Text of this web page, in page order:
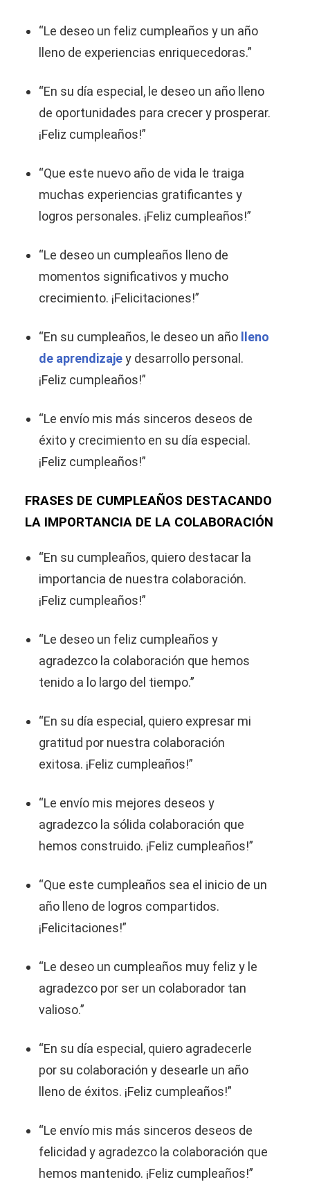
“Le deseo un feliz cumpleaños y un año
lleno de experiencias enriquecedoras.”
“En su día especial, le deseo un año lleno
de oportunidades para crecer y prosperar.
¡Feliz cumpleaños!”
“Que este nuevo año de vida le traiga
muchas experiencias gratificantes y
logros personales. ¡Feliz cumpleaños!”
“Le deseo un cumpleaños lleno de
momentos significativos y mucho
crecimiento. ¡Felicitaciones!”
“En su cumpleaños, le deseo un año
lleno
de aprendizajey desarrollo personal.
¡Feliz cumpleaños!”
“Le envío mis más sinceros deseos de
éxito y crecimiento en su día especial.
¡Feliz cumpleaños!”
FRASES DE CUMPLEAÑOS DESTACANDO
LA IMPORTANCIA DE LA COLABORACIÓN
“En su cumpleaños, quiero destacar la
importancia de nuestra colaboración.
¡Feliz cumpleaños!”
“Le deseo un feliz cumpleaños y
agradezco la colaboración que hemos
tenido a lo largo del tiempo.”
“En su día especial, quiero expresar mi
gratitud por nuestra colaboración
exitosa. ¡Feliz cumpleaños!”
“Le envío mis mejores deseos y
agradezco la sólida colaboración que
hemos construido. ¡Feliz cumpleaños!”
“Que este cumpleaños sea el inicio de un
año lleno de logros compartidos.
¡Felicitaciones!”
“Le deseo un cumpleaños muy feliz y le
agradezco por ser un colaborador tan
valioso.”
“En su día especial, quiero agradecerle
por su colaboración y desearle un año
lleno de éxitos. ¡Feliz cumpleaños!”
“Le envío mis más sinceros deseos de
felicidad y agradezco la colaboración que
hemos mantenido. ¡Feliz cumpleaños!”